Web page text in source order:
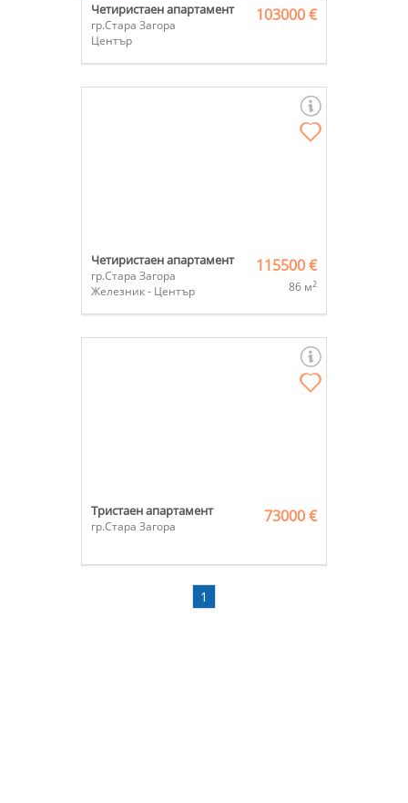
Четиристаен апартамент
гр.Стара Загора
Център
103000 €
Четиристаен апартамент
гр.Стара Загора
Железник - Център
115500 €
86 м2
Тристаен апартамент
гр.Стара Загора
73000 €
1